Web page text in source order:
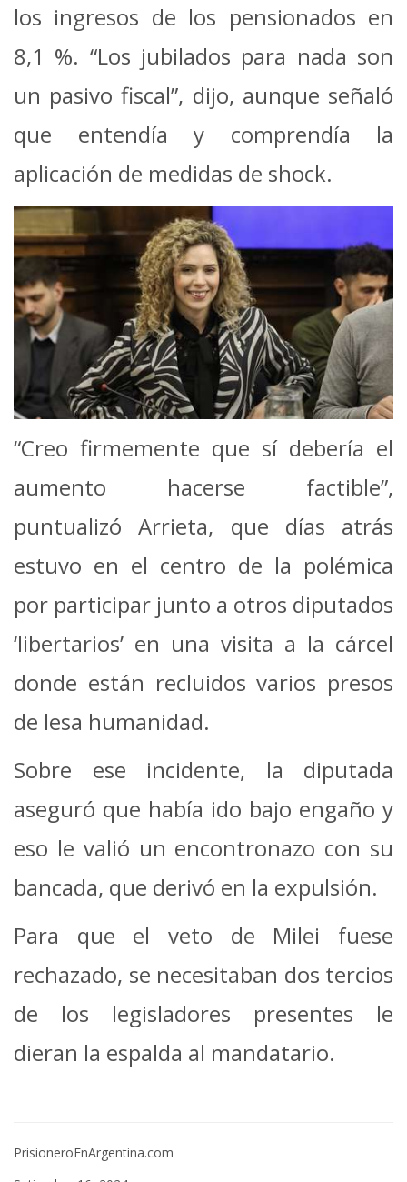
los ingresos de los pensionados en
8,1 %. “Los jubilados para nada son
un pasivo fiscal”, dijo, aunque señaló
que entendía y comprendía la
aplicación de medidas de shock.
“Creo firmemente que sí debería el
aumento hacerse factible”,
puntualizó Arrieta, que días atrás
estuvo en el centro de la polémica
por participar junto a otros diputados
‘libertarios’ en una visita a la cárcel
donde están recluidos varios presos
de lesa humanidad.
Sobre ese incidente, la diputada
aseguró que había ido bajo engaño y
eso le valió un encontronazo con su
bancada, que derivó en la expulsión.
Para que el veto de Milei fuese
rechazado, se necesitaban dos tercios
de los legisladores presentes le
dieran la espalda al mandatario.
PrisioneroEnArgentina.com